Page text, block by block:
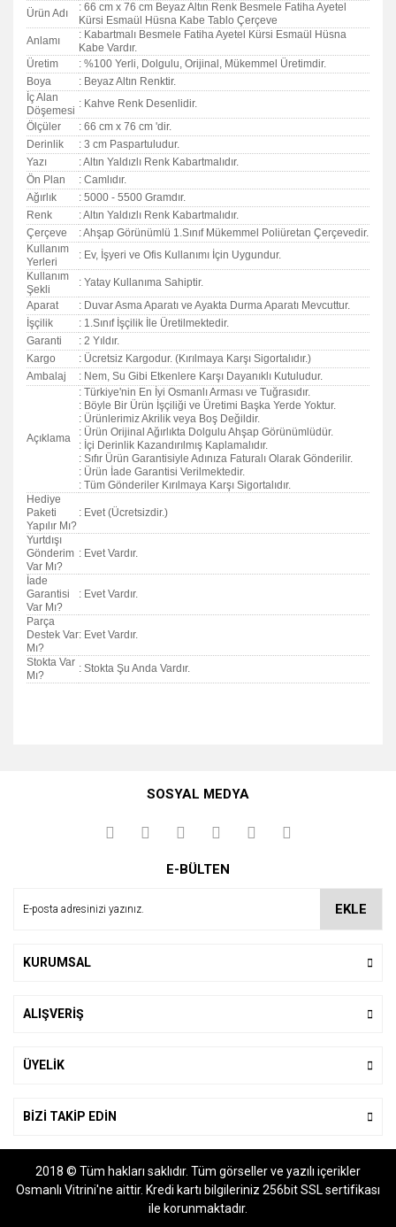
Ürün Adı
: 66 cm x 76 cm Beyaz Altın Renk Besmele Fatiha Ayetel
Kürsi Esmaül Hüsna Kabe Tablo Çerçeve
Anlamı
: Kabartmalı Besmele Fatiha Ayetel Kürsi Esmaül Hüsna
Kabe Vardır.
Üretim
: %100 Yerli, Dolgulu, Orijinal, Mükemmel Üretimdir.
Boya
: Beyaz Altın Renktir.
İç Alan
Döşemesi
: Kahve Renk Desenlidir.
Ölçüler
: 66 cm x 76 cm 'dir.
Derinlik
: 3 cm Paspartuludur.
Yazı
: Altın Yaldızlı Renk Kabartmalıdır.
Ön Plan
: Camlıdır.
Ağırlık
: 5000 - 5500 Gramdır.
Renk
: Altın Yaldızlı Renk Kabartmalıdır.
Çerçeve
: Ahşap Görünümlü 1.Sınıf Mükemmel Poliüretan Çerçevedir.
Kullanım
Yerleri
: Ev, İşyeri ve Ofis Kullanımı İçin Uygundur.
Kullanım
Şekli
: Yatay Kullanıma Sahiptir.
Aparat
: Duvar Asma Aparatı ve Ayakta Durma Aparatı Mevcuttur.
İşçilik
: 1.Sınıf İşçilik İle Üretilmektedir.
Garanti
: 2 Yıldır.
Kargo
: Ücretsiz Kargodur. (Kırılmaya Karşı Sigortalıdır.)
Ambalaj
: Nem, Su Gibi Etkenlere Karşı Dayanıklı Kutuludur.
Açıklama
: Türkiye'nin En İyi Osmanlı Arması ve Tuğrasıdır.
: Böyle Bir Ürün İşçiliği ve Üretimi Başka Yerde Yoktur.
: Ürünlerimiz Akrilik veya Boş Değildir.
: Ürün Orijinal Ağırlıkta Dolgulu Ahşap Görünümlüdür.
: İçi Derinlik Kazandırılmış Kaplamalıdır.
: Sıfır Ürün Garantisiyle Adınıza Faturalı Olarak Gönderilir.
: Ürün İade Garantisi Verilmektedir.
: Tüm Gönderiler Kırılmaya Karşı Sigortalıdır.
Hediye
Paketi
Yapılır Mı?
: Evet (Ücretsizdir.)
Yurtdışı
Gönderim
Var Mı?
: Evet Vardır.
İade
Garantisi
Var Mı?
: Evet Vardır.
Parça
Destek Var
Mı?
: Evet Vardır.
Stokta Var
Mı?
: Stokta Şu Anda Vardır.
kullanarak tarafımıza iletebilirsiniz.
Görüş ve önerileriniz için teşekkür ederiz.
Ürün açıklamasında eksik bilgiler bulunuyor.
SOSYAL MEDYA
E-BÜLTEN
EKLE
KURUMSAL
ALIŞVERİŞ
ÜYELİK
BİZİ TAKİP EDİN
2018 © Tüm hakları saklıdır. Tüm görseller ve yazılı içerikler
Osmanlı Vitrini'ne aittir. Kredi kartı bilgileriniz 256bit SSL sertifikası
ile korunmaktadır.